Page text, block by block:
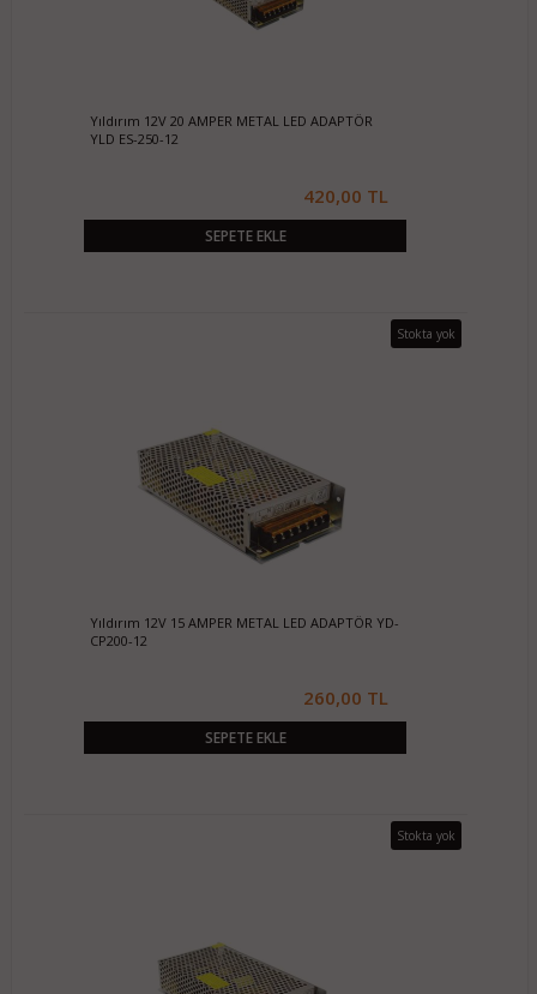
Yıldırım 12V 20 AMPER METAL LED ADAPTÖR
YLD ES-250-12
420,00 TL
SEPETE EKLE
Stokta yok
Yıldırım 12V 15 AMPER METAL LED ADAPTÖR YD-
CP200-12
260,00 TL
SEPETE EKLE
Stokta yok